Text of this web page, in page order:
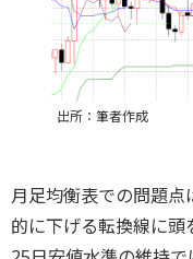
出所：筆者作成
月足均衡表での問題
的に下げる転換線に頭